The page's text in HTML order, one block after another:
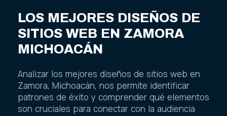
LOS MEJORES DISEÑOS DE
SITIOS WEB EN ZAMORA
MICHOACÁN
Analizar los mejores diseños de sitios web en
Zamora, Michoacán, nos permite identificar
patrones de éxito y comprender qué elementos
son cruciales para conectar con la audiencia